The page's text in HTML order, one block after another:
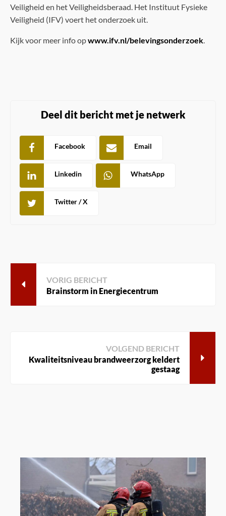
Veiligheid en het Veiligheidsberaad. Het Instituut Fysieke
Veiligheid (IFV) voert het onderzoek uit.
Kijk voor meer info opwww.ifv.nl/belevingsonderzoek
Deel dit bericht met je netwerk
Twitter / X
Facebook Email
Linkedin WhatsApp
VORIG BERICHT
Brainstorm in Energiecentrum
VOLGEND BERICHT
Kwaliteitsniveau brandweerzorg keldert
gestaag